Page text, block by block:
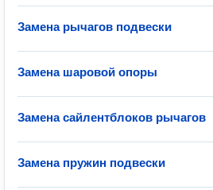
Замена рычагов подвески
Замена шаровой опоры
Замена сайлентблоков рычагов
Замена пружин подвески